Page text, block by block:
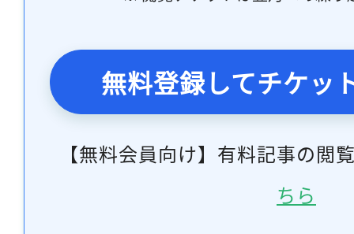
無料登録してチケッ
【無料会員向け】有料記事の閲
ちら